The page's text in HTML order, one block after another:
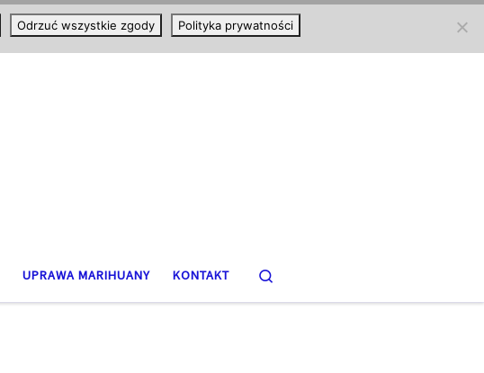
UPRAWA MARIHUANY KONTAKT
Odrzuć wszystkie zgody Polityka prywatności